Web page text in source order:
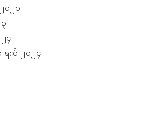
၂၁
၄
က် ၂၀၂၄